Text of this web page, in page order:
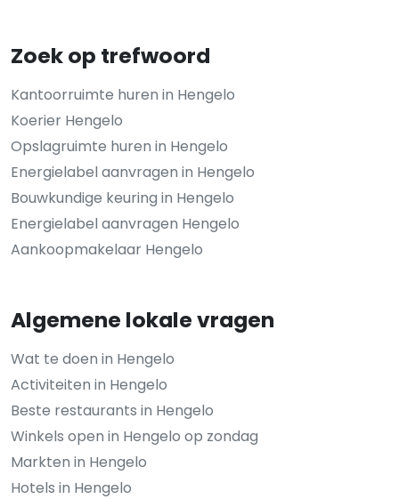
Zoek op trefwoord
Kantoorruimte huren in Hengelo
Koerier Hengelo
Opslagruimte huren in Hengelo
Energielabel aanvragen in Hengelo
Bouwkundige keuring in Hengelo
Energielabel aanvragen Hengelo
Aankoopmakelaar Hengelo
Algemene lokale vragen
Wat te doen in Hengelo
Activiteiten in Hengelo
Beste restaurants in Hengelo
Winkels open in Hengelo op zondag
Markten in Hengelo
Hotels in Hengelo